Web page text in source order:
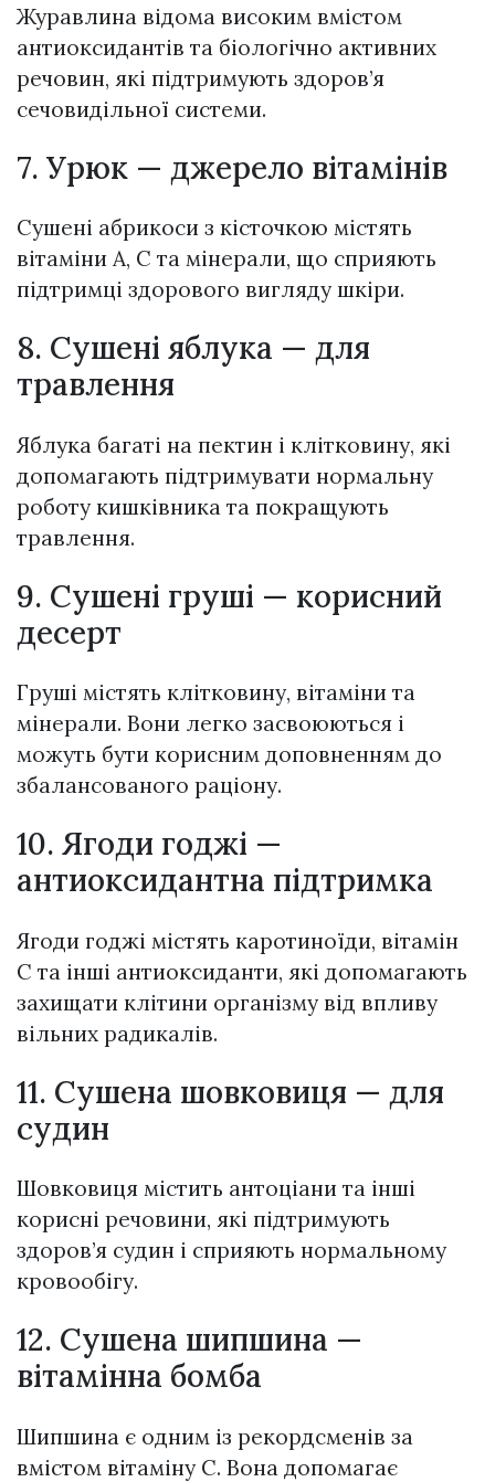
Журавлина відома високим вмістом
антиоксидантів та біологічно активних
речовин, які підтримують здоров’я
сечовидільної системи.
7. Урюк — джерело вітамінів
Сушені абрикоси з кісточкою містять
вітаміни А, С та мінерали, що сприяють
підтримці здорового вигляду шкіри.
8. Сушені яблука — для
травлення
Яблука багаті на пектин і клітковину, які
допомагають підтримувати нормальну
роботу кишківника та покращують
травлення.
9. Сушені груші — корисний
десерт
Груші містять клітковину, вітаміни та
мінерали. Вони легко засвоюються і
можуть бути корисним доповненням до
збалансованого раціону.
10. Ягоди годжі —
антиоксидантна підтримка
Ягоди годжі містять каротиноїди, вітамін
С та інші антиоксиданти, які допомагають
захищати клітини організму від впливу
вільних радикалів.
11. Сушена шовковиця — для
судин
Шовковиця містить антоціани та інші
корисні речовини, які підтримують
здоров’я судин і сприяють нормальному
кровообігу.
12. Сушена шипшина —
вітамінна бомба
Шипшина є одним із рекордсменів за
вмістом вітаміну С. Вона допомагає